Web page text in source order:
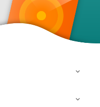

